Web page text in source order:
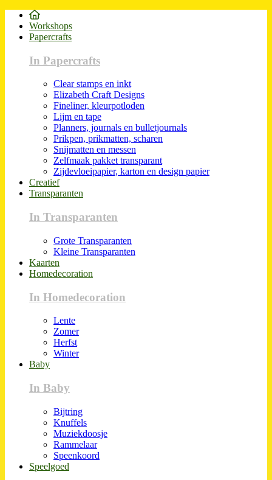
Workshops
Papercrafts
In Papercrafts
Clear stamps en inkt
Elizabeth Craft Designs
Fineliner, kleurpotloden
Lijm en tape
Planners, journals en bulletjournals
Prikpen, prikmatten, scharen
Snijmatten en messen
Zelfmaak pakket transparant
Zijdevloeipapier, karton en design papier
Creatief
Transparanten
In Transparanten
Grote Transparanten
Kleine Transparanten
Kaarten
Homedecoration
In Homedecoration
Lente
Zomer
Herfst
Winter
Baby
In Baby
Bijtring
Knuffels
Muziekdoosje
Rammelaar
Speenkoord
Speelgoed